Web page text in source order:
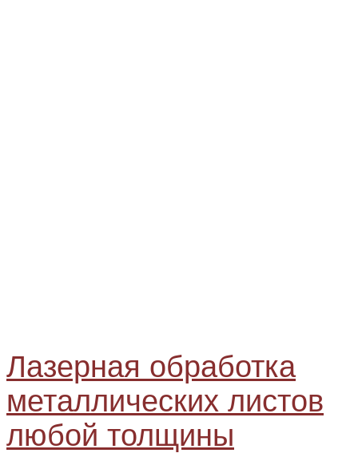
Лазерная обработка
металлических листов
любой толщины